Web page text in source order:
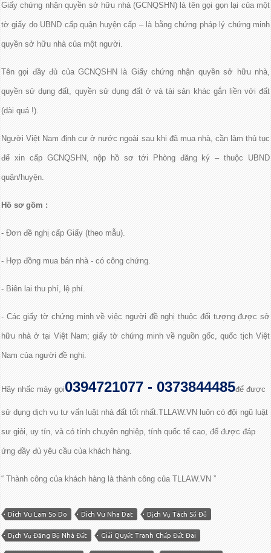
Giấy chứng nhận quyền sở hữu nhà (GCNQSHN) là tên gọi gọn lại của một
tờ giấy do UBND cấp quận huyện cấp – là bằng chứng pháp lý chứng minh
quyền sở hữu nhà của một người.
Tên gọi đầy đủ của GCNQSHN là Giấy chứng nhận quyền sở hữu nhà,
quyền sử dụng đất, quyền sử dụng đất ở và tài sản khác gắn liền với đất
(dài quá !).
Người Việt Nam định cư ở nước ngoài sau khi đã mua nhà, cần làm thủ tục
để xin cấp GCNQSHN, nộp hồ sơ tới Phòng đăng ký – thuộc UBND
quận/huyện.
Hồ sơ gồm :
- Đơn đề nghị cấp Giấy (theo mẫu).
- Hợp đồng mua bán nhà - có công chứng.
- Biên lai thu phí, lệ phí.
- Các giấy tờ chứng minh về việc người đề nghị thuộc đối tượng được sở
hữu nhà ở tại Việt Nam; giấy tờ chứng minh về nguồn gốc, quốc tịch Việt
Nam của người đề nghị.
Hãy nhấc máy gọi0394721077 - 0373844485để được
sử dụng dịch vụ tư vấn luật nhà đất tốt nhất.TLLAW.VN luôn có đội ngũ luật
sư giỏi, uy tín, và có tính chuyên nghiệp, tính quốc tế cao, để được đáp
ứng đầy đủ yêu cầu của khách hàng.
“ Thành công của khách hàng là thành công của TLLAW.VN ”
Dich Vu Lam So Do Dich Vu Nha Dat Dịch Vụ Tách Sổ Đỏ
Dịch Vụ Đăng Bộ Nhà Đất Giải Quyết Tranh Chấp Đất Đai